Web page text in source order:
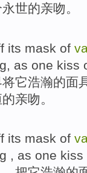
永世的亲吻。
its mask of
as one kiss
将它浩瀚的面
亲吻 。
its mask of
, as one kiss